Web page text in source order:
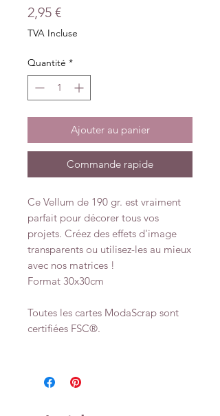
2,95 €Prix
TVA Incluse
Quantité *
Ajouter au panier
Commande rapide
Ce Vellum de 190 gr. est vraiment
parfait pour décorer tous vos
projets. Créez des effets d'image
transparents ou utilisez-les au mieux
avec nos matrices !
Format 30x30cm
Toutes les cartes ModaScrap sont
certifiées FSC®.